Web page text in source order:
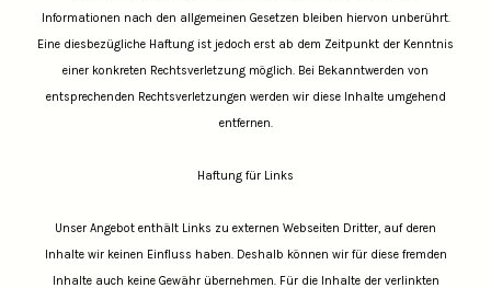
Informationen nach den allgemeinen Gesetzen bleiben hiervon unberührt.
Eine diesbezügliche Haftung ist jedoch erst ab dem Zeitpunkt der Kenntnis
einer konkreten Rechtsverletzung möglich. Bei Bekanntwerden von
entsprechenden Rechtsverletzungen werden wir diese Inhalte umgehend
entfernen.
Haftung für Links
Unser Angebot enthält Links zu externen Webseiten Dritter, auf deren
Inhalte wir keinen Einfluss haben. Deshalb können wir für diese fremden
Inhalte auch keine Gewähr übernehmen. Für die Inhalte der verlinkten